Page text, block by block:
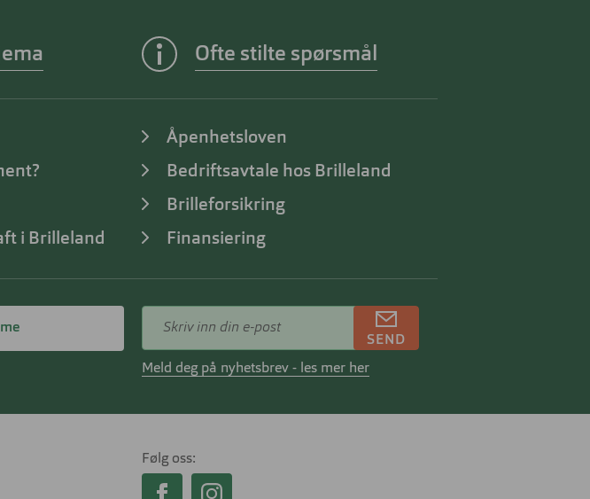
Ofte stilte spørsmål
i Brilleland
Åpenhetsloven
Bedriftsavtale hos Brilleland
Brilleforsikring
Finansiering
SEND
Meld deg på nyhetsbrev - les mer her
Følg oss